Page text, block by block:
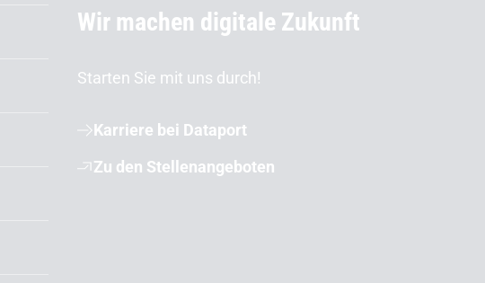
Wir machen digitale Zukunft
Starten Sie mit uns durch!
Karriere bei Dataport
Zu den Stellenangeboten